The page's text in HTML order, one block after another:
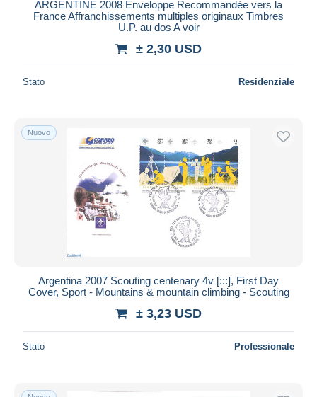
ARGENTINE 2008 Enveloppe Recommandée vers la
France Affranchissements multiples originaux Timbres
U.P. au dos A voir
± 2,30 USD
Stato Residenziale
Nuovo
Argentina 2007 Scouting centenary 4v [:::], First Day
Cover, Sport - Mountains & mountain climbing - Scouting
± 3,23 USD
Stato Professionale